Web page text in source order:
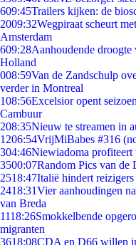
609:45Trailers kijken: de
2009:32Wegpiraat scheurt
Amsterdam
609:28Aanhoudende
Holland
008:59Van de Zandschulp
verder in Montreal
108:56Excelsior opent
Cambuur
208:35Nieuw te streamen in
1206:54VrijMiBabes #316
304:46Niewiadoma profiteert
3500:07Random Pics van de
2518:47Italië hindert
2418:31Vier aanhoudingen
van Breda
1118:26Smokkelbende
migranten
3618:08CDA en D66 willen